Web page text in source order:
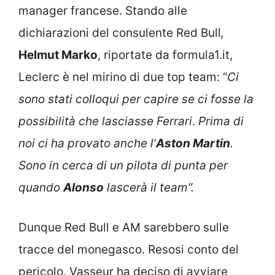
manager francese. Stando alle
dichiarazioni del consulente Red Bull,
Helmut Marko, riportate da formula1.it,
Leclerc è nel mirino di due top team: “Ci
sono stati colloqui per capire se ci fosse la
possibilità che lasciasse Ferrari. Prima di
noi ci ha provato anche l’Aston Martin.
Sono in cerca di un pilota di punta per
quandoAlonso lascerà il team”.
Dunque Red Bull e AM sarebbero sulle
tracce del monegasco. Resosi conto del
pericolo, Vasseur ha deciso di avviare